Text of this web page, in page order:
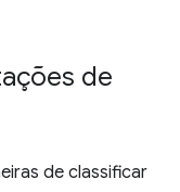
de
de classificar